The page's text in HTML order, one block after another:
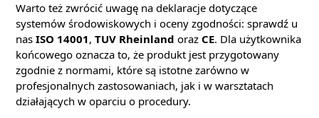
Warto też zwrócić uwagę na deklaracje dotyczące
systemów środowiskowych i oceny zgodności: sprawdź u
nas ISO 14001, TUV Rheinland oraz CE. Dla użytkownika
końcowego oznacza to, że produkt jest przygotowany
zgodnie z normami, które są istotne zarówno w
profesjonalnych zastosowaniach, jak i w warsztatach
działających w oparciu o procedury.